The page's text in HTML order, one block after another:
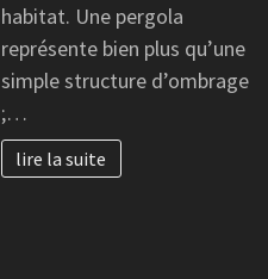
habitat. Une pergola
représente bien plus qu’une
simple structure d’ombrage
;…
lire la suite